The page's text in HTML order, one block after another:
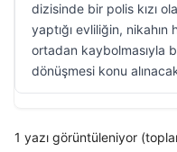
dizisinde bir polis kızı
yaptığı evliliğin, nikahın
ortadan kaybolmasıyla
dönüşmesi konu
1 yazı görüntüleniyor